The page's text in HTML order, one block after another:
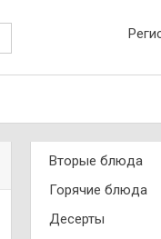
Вторые блюда
Горячие блюда
Десерты